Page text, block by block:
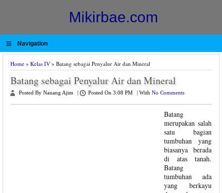
Mikirbae.com
≡ Navigation
Home » Kelas IV » Batang sebagai Penyalur Air dan Mineral
Batang sebagai Penyalur Air dan Mineral
Posted By Nanang Ajim Posted On 3:08 PM With No Comments
Batang
merupakan salah
satu bagian
tumbuhan yang
biasanya berada
di atas tanah.
Batang
tumbuhan ada
yang berkayu